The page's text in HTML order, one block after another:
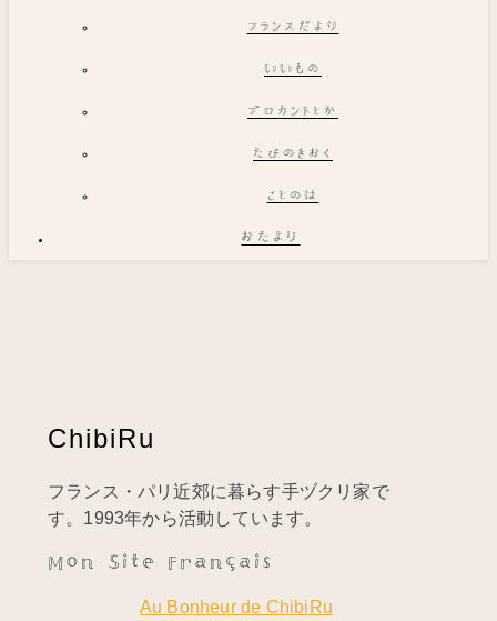
フランスだより
いいもの
ブロカントとか
たびのきおく
ことのは
おたより
ChibiRu
フランス・パリ近郊に暮らす手ヅクリ家で
す。1993年から活動しています。
Mon Site Français
Au Bonheur de ChibiRu